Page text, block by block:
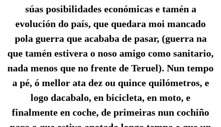
súas posibilidades económicas e tamén a
evolución do país, que quedara moi mancado
pola guerra que acababa de pasar, (guerra na
que tamén estivera o noso amigo como sanitario,
nada menos que no frente de Teruel). Nun tempo
a pé, ó mellor ata dez ou quince quilómetros, e
logo dacabalo, en bicicleta, en moto, e
finalmente en coche, de primeiras nun cochiño